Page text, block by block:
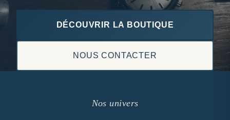
DÉCOUVRIR LA BOUTIQUE
NOUS CONTACTER
Nos univers